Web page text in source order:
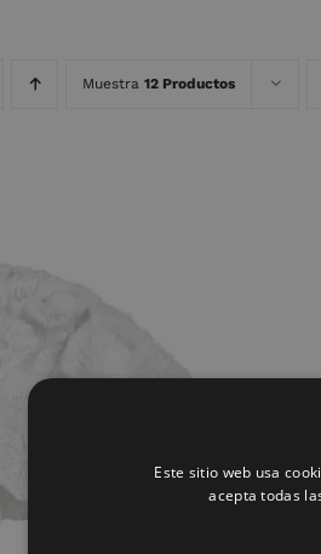
Muestra 12 Productos
Este sitio web usa
acepta todas